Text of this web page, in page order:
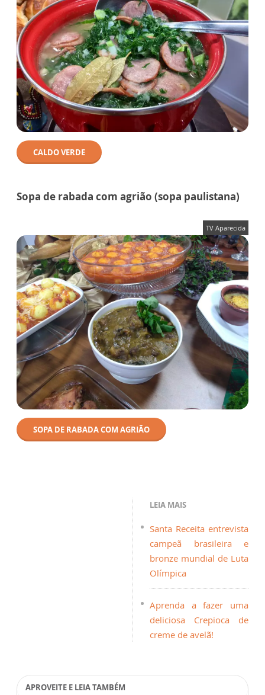
CALDO VERDE
Sopa de rabada com agrião (sopa paulistana)
TV Aparecida
SOPA DE RABADA COM AGRIÃO
LEIA MAIS
Santa Receita entrevista
campeã brasileira e
bronze mundial de Luta
Olímpica
Aprenda a fazer uma
deliciosa Crepioca de
creme de avelã!
APROVEITE E LEIA TAMBÉM